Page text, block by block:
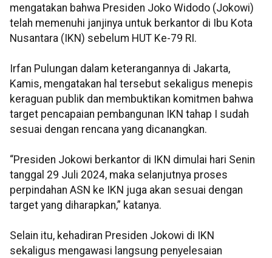
mengatakan bahwa Presiden Joko Widodo (Jokowi)
telah memenuhi janjinya untuk berkantor di Ibu Kota
Nusantara (IKN) sebelum HUT Ke-79 RI.
Irfan Pulungan dalam keterangannya di Jakarta,
Kamis, mengatakan hal tersebut sekaligus menepis
keraguan publik dan membuktikan komitmen bahwa
target pencapaian pembangunan IKN tahap I sudah
sesuai dengan rencana yang dicanangkan.
“Presiden Jokowi berkantor di IKN dimulai hari Senin
tanggal 29 Juli 2024, maka selanjutnya proses
perpindahan ASN ke IKN juga akan sesuai dengan
target yang diharapkan,” katanya.
Selain itu, kehadiran Presiden Jokowi di IKN
sekaligus mengawasi langsung penyelesaian